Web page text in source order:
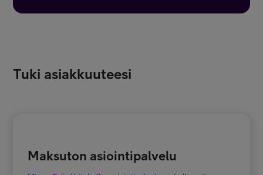
Tuki asiakkuuteesi
Maksuton asiointipalvelu